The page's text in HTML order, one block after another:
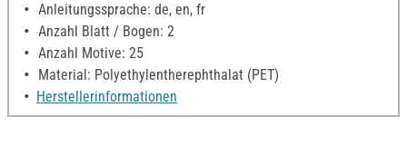
Anleitungssprache: de, en, fr
Anzahl Blatt / Bogen: 2
Anzahl Motive: 25
Material: Polyethylentherephthalat (PET)
Herstellerinformationen